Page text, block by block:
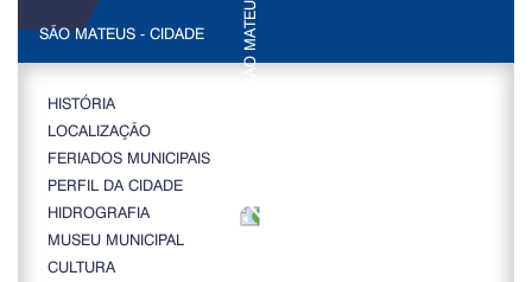
SÃO MATEUS - CIDADE
HISTÓRIA
LOCALIZAÇÃO
FERIADOS MUNICIPAIS
PERFIL DA CIDADE
HIDROGRAFIA
MUSEU MUNICIPAL
CULTURA